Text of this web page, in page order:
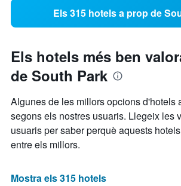
Els 315 hotels a prop de
Els hotels més ben
de South Park
Algunes de les millors opcions d'hotels
segons els nostres usuaris. Llegeix les
usuaris per saber perquè aquests
entre els millors.
Mostra els 315 hotels